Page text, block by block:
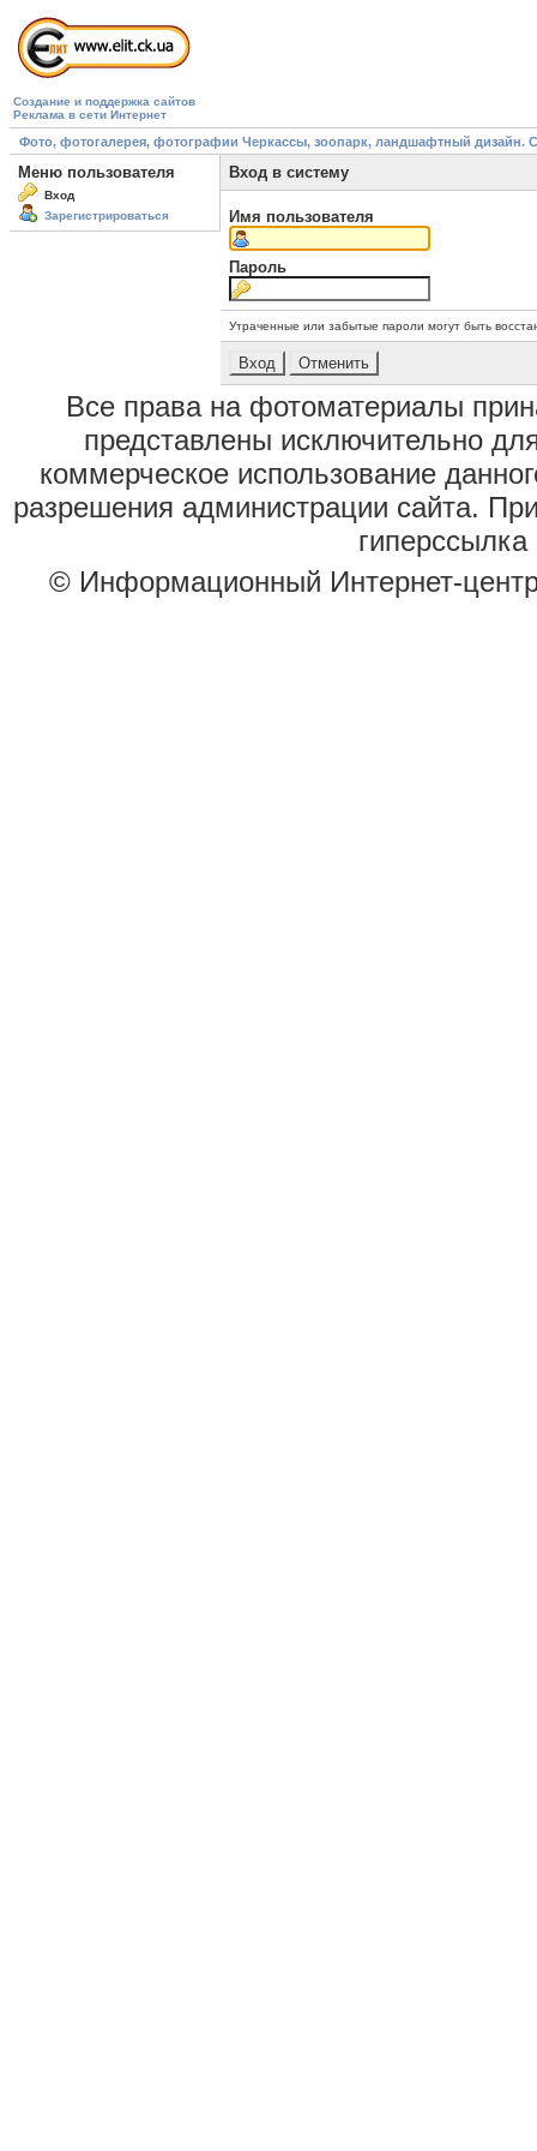
Создание и поддержка сайтов
Реклама в сети Интернет
Фото, фотогалерея, фотографии Черкассы, зоопарк, ландшафтный дизайн.
Меню пользователя
Вход
Зарегистрироваться
Вход в систему
Имя пользователя
Пароль
Утраченные или забытые пароли могут быть
Все права на фотоматериалы
представлены исключительно
коммерческое использование
разрешения администрации сайта.
гиперссылка
© Информационный Интернет-